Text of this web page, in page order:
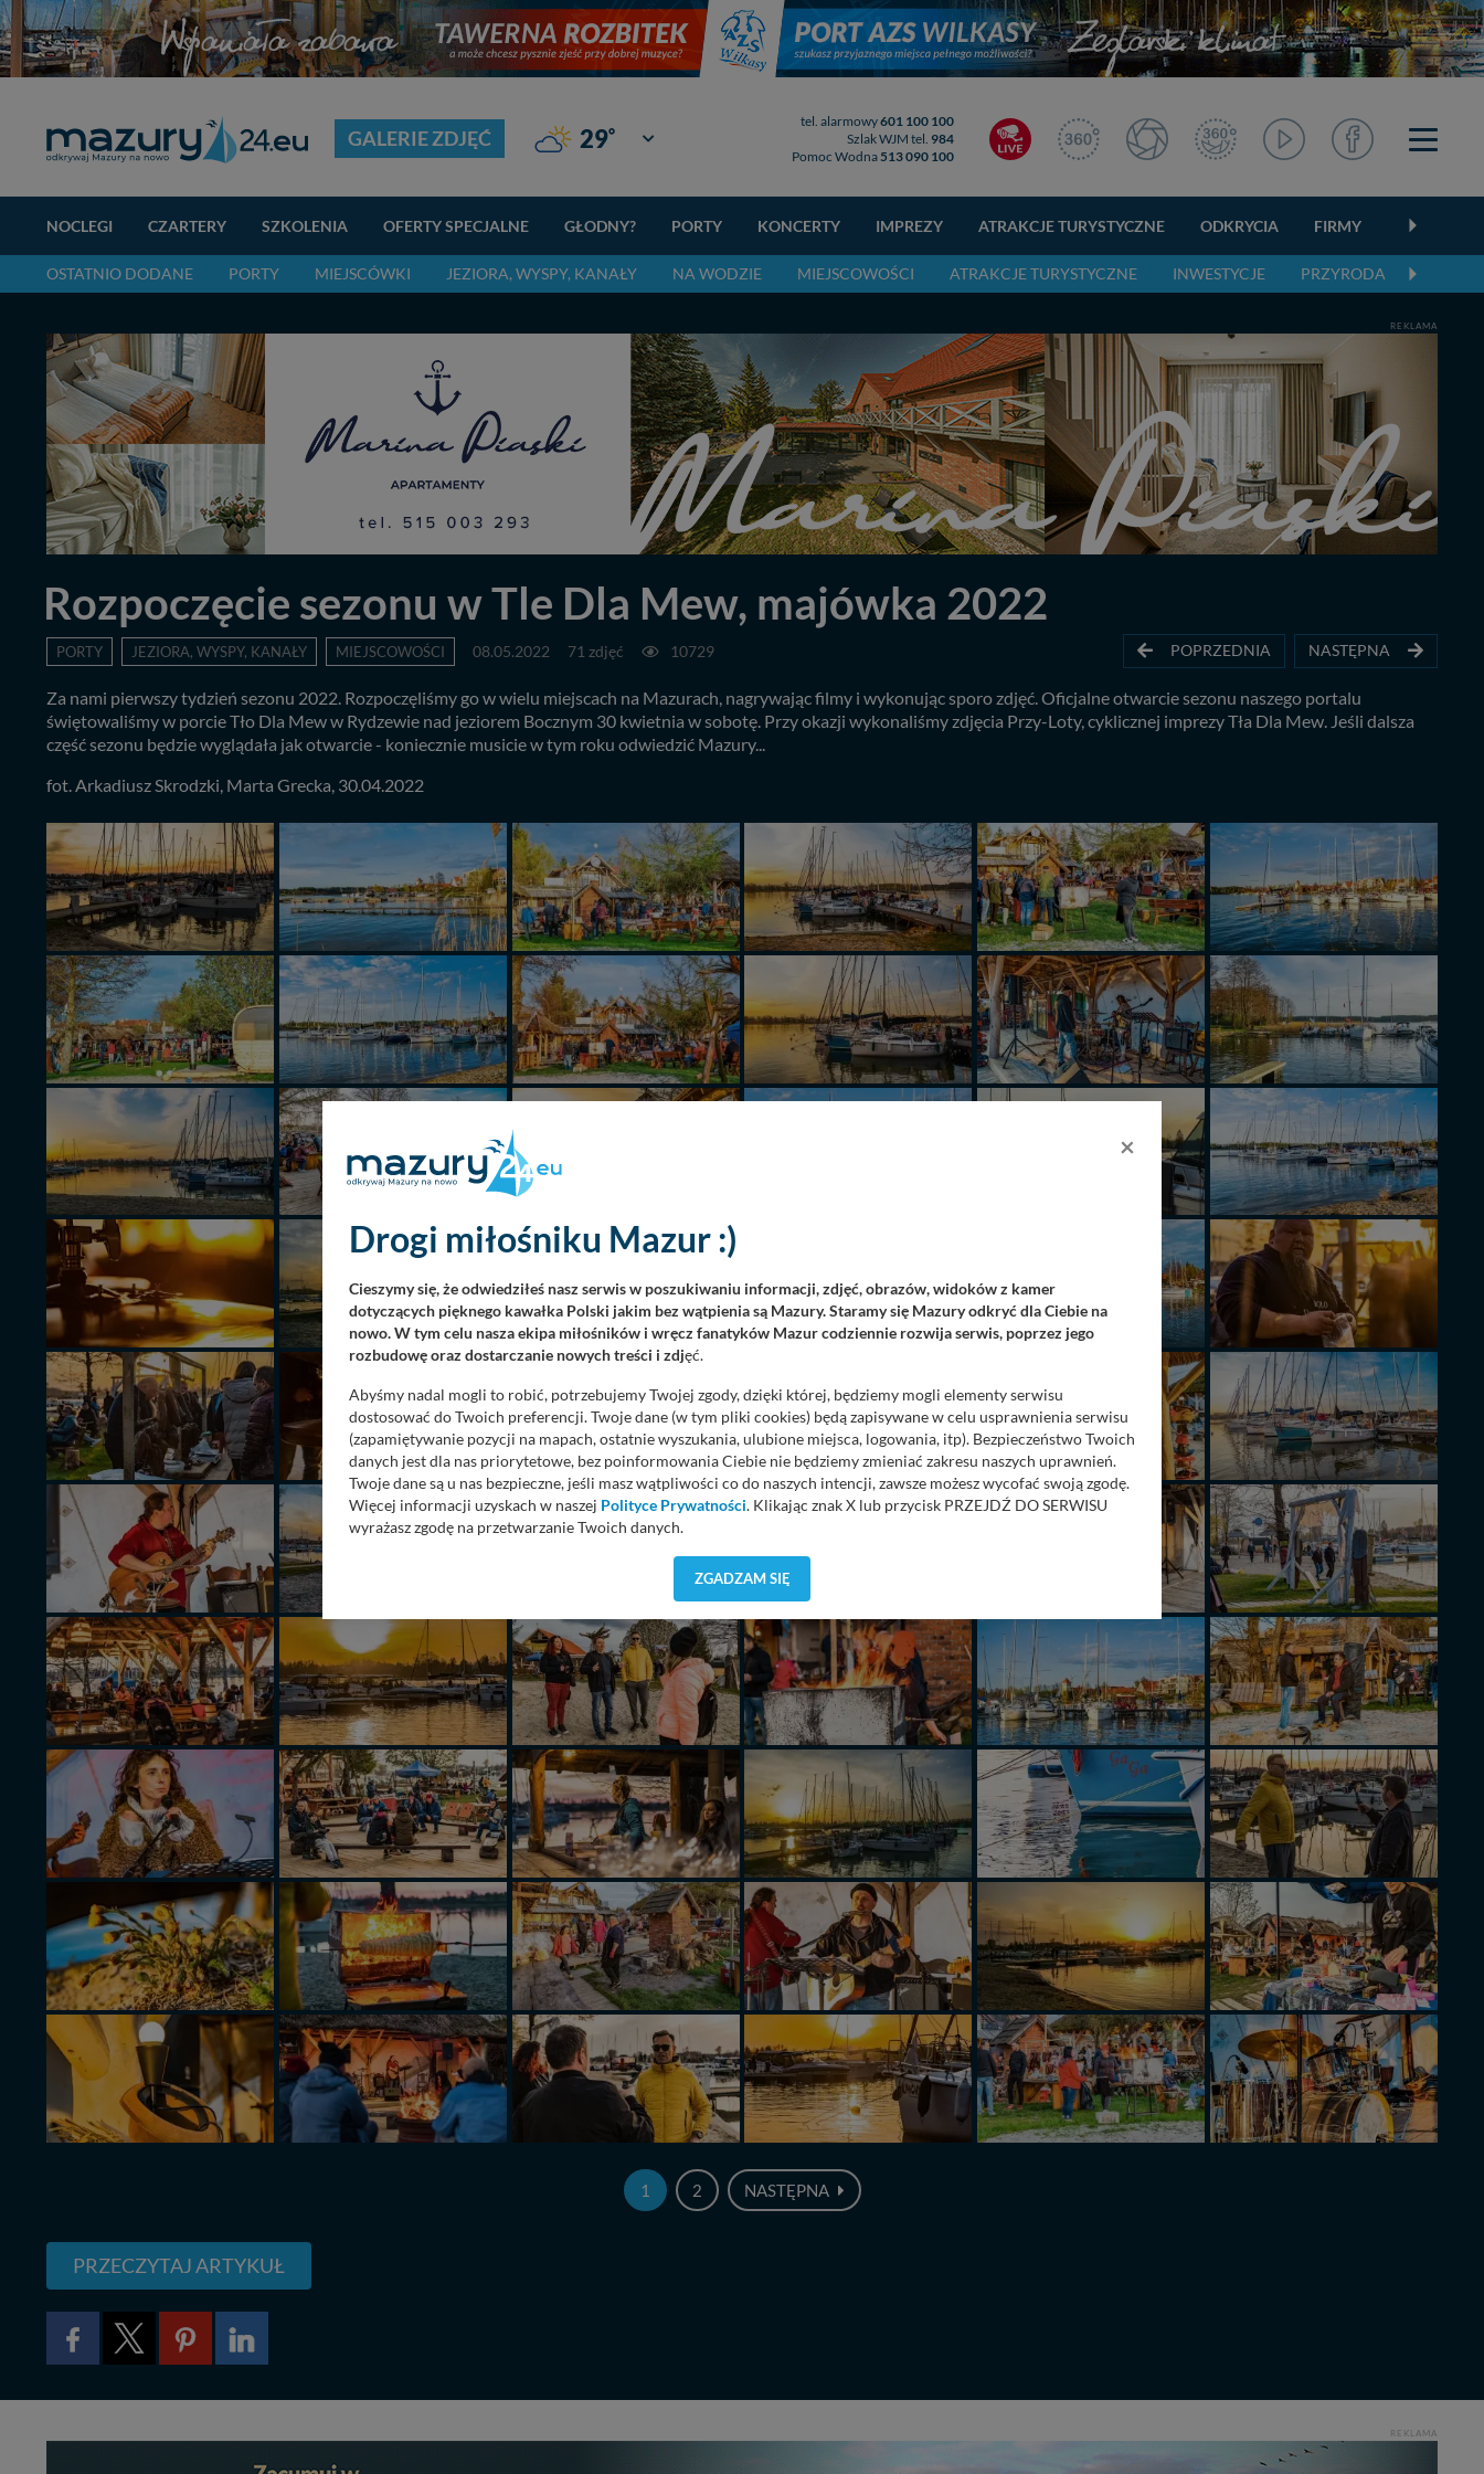
GALERIE ZDJĘĆ 29° Giżycko
tel. alarmowy601 100 100
Szlak WJM tel. 984
Pomoc Wodna 513 090 100
NOCLEGI CZARTERY SZKOLENIA OFERTY SPECJALNE GŁODNY? PORTY KONCERTY IMPREZY ATRAKCJE TURYSTYCZNE ODKRYCIA FIRMY
OSTATNIO DODANE PORTY MIEJSCÓWKI JEZIORA, WYSPY, KANAŁY NA WODZIE MIEJSCOWOŚCI ATRAKCJE TURYSTYCZNE INWESTYCJE PRZYRODA
REKLAMA
Rozpoczęcie sezonu w Tle Dla Mew, majówka 2022
PORTY JEZIORA, WYSPY, KANAŁY MIEJSCOWOŚCI 08.05.2022 71 zdjęć 10729 POPRZEDNIA NASTĘPNA
Za nami pierwszy tydzień sezonu 2022. Rozpoczęliśmy go w wielu miejscach na Mazurach, nagrywając filmy i wykonując sporo zdjęć. Oficjalne otwarcie sezonu naszego portalu
świętowaliśmy w porcie Tło Dla Mew w Rydzewie nad jeziorem Bocznym 30 kwietnia w sobotę. Przy okazji wykonaliśmy zdjęcia Przy-Loty, cyklicznej imprezy Tła Dla Mew. Jeśli dalsza
część sezonu będzie wyglądała jak otwarcie - koniecznie musicie w tym roku odwiedzić Mazury...
fot. Arkadiusz Skrodzki, Marta Grecka, 30.04.2022
1 2 NASTĘPNA
PRZECZYTAJ ARTYKUŁ
REKLAMA
×
Drogi miłośniku Mazur :)
Cieszymy się, że odwiedziłeś nasz serwis w poszukiwaniu informacji, zdjęć, obrazów, widoków z kamer
dotyczących pięknego kawałka Polski jakim bez wątpienia są Mazury. Staramy się Mazury odkryć dla Ciebie na
nowo. W tym celu nasza ekipa miłośników i wręcz fanatyków Mazur codziennie rozwija serwis, poprzez jego
rozbudowę oraz dostarczanie nowych treści i zdjęć.
Abyśmy nadal mogli to robić, potrzebujemy Twojej zgody, dzięki której, będziemy mogli elementy serwisu
dostosować do Twoich preferencji. Twoje dane (w tym pliki cookies) będą zapisywane w celu usprawnienia serwisu
(zapamiętywanie pozycji na mapach, ostatnie wyszukania, ulubione miejsca, logowania, itp). Bezpieczeństwo Twoich
danych jest dla nas priorytetowe, bez poinformowania Ciebie nie będziemy zmieniać zakresu naszych uprawnień.
Twoje dane są u nas bezpieczne, jeśli masz wątpliwości co do naszych intencji, zawsze możesz wycofać swoją zgodę.
Więcej informacji uzyskach w naszej Polityce Prywatności. Klikając znak X lub przycisk PRZEJDŹ DO SERWISU
wyrażasz zgodę na przetwarzanie Twoich danych.
Wyjątkiem jest sytuacja, gdy przekazanie Twoich danych jest elementem usługi (przekazanie danych z formularza
zasadach i funkcjonalności serwisu wRegulaminie Serwisu.
Administratorem Twoich danych jest: Agencja Reklamowa Kreacja Monika Borkowska, z siedzibą ul. Wiejska 17,
11-500 Giżycko. Możesz z nami skontaktować się za pośrednictwem tejstrony.
W każdej chwili możesz: zażądać dostępu do swoich danych, zażądać ich poprawienia lub usunięcia, zabronić ich
przetwarzania. Pamiętaj jednak, że nie zawsze jest możliwe techniczne zrealizowanie Twoich praw w odniesieniu do
informacji zawartych w plikach cookies. Twoja przeglądarka umożliwia Ci skasowanie tych plików - w pewnych
przypadkach nie możemy tego zrobić za Ciebie.
Dziękujemy, i życzmy miłego odkrywania Mazur na nowo...
ZGADZAM SIĘ